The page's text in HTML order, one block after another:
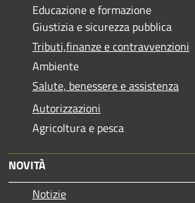
Educazione e formazione
Giustizia e sicurezza pubblica
Tributi,finanze e contravvenzioni
Ambiente
Salute, benessere e assistenza
Autorizzazioni
Agricoltura e pesca
NOVITÀ
Notizie